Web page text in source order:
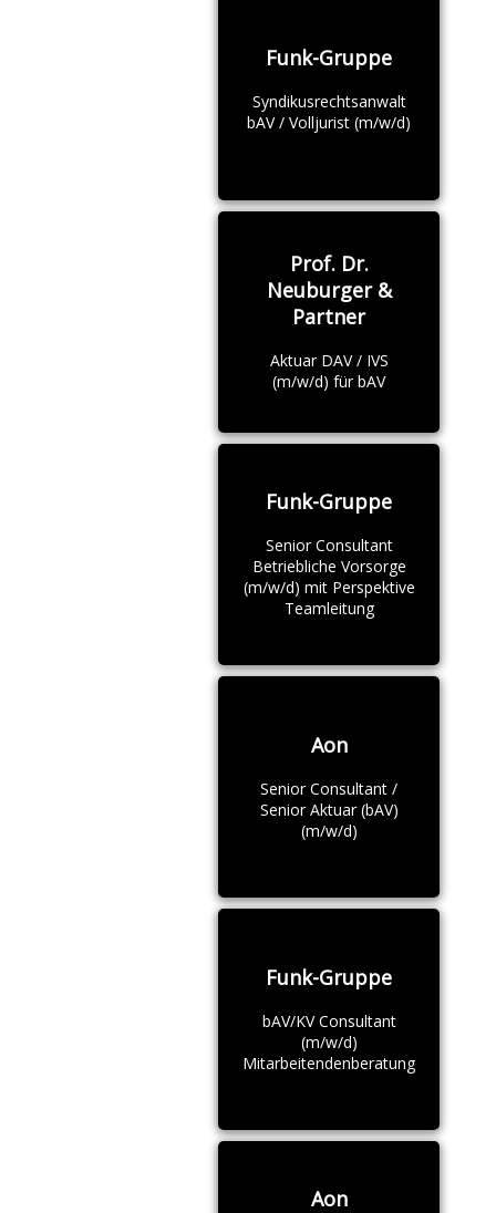
Funk-Gruppe
Syndikusrechtsanwalt
bAV / Volljurist (m/w/d)
Prof. Dr.
Neuburger &
Partner
Aktuar DAV / IVS
(m/w/d) für bAV
Funk-Gruppe
Senior Consultant
Betriebliche Vorsorge
(m/w/d) mit Perspektive
Teamleitung
Aon
Senior Consultant /
Senior Aktuar (bAV)
(m/w/d)
Funk-Gruppe
bAV/KV Consultant
(m/w/d)
Mitarbeitendenberatung
Aon